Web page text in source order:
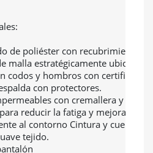
de poliéster con recubrimiento
malla estratégicamente
codos y hombros con
con protectores.
con cremallera y 1
reducir la fatiga y mejorar el
al contorno Cintura y cuello
tejido.